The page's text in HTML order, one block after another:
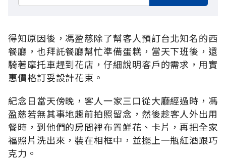
得知原因後，馮盈慈除了幫客人預訂台北知名的西
餐廳，也拜託餐廳幫忙準備蛋糕，當天下班後，還
騎著摩托車趕到花店，仔細說明客戶的需求，用實
惠價格訂妥設計花束。
紀念日當天傍晚，客人一家三口從大廳經過時，馮
盈慈若無其事地趨前拍照留念，然後趁客人外出用
餐時，到他們的房間裡布置鮮花、卡片，再把全家
福照片洗出來，裝在相框中，並擺上一瓶紅酒跟巧
克力。